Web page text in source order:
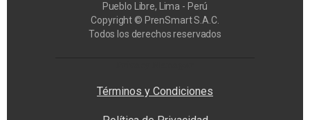
Pueblo Libre, Lima - Perú
Copyright © PrenSmart S.A.C.
Todos los derechos reservados
Términos y Condiciones